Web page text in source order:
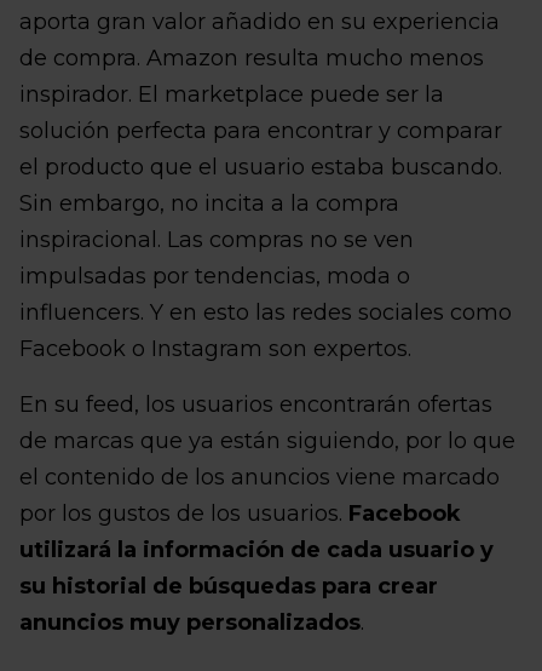
aporta gran valor añadido en su experiencia
de compra. Amazon resulta mucho menos
inspirador. El marketplace puede ser la
solución perfecta para encontrar y comparar
el producto que el usuario estaba buscando.
Sin embargo, no incita a la compra
inspiracional. Las compras no se ven
impulsadas por tendencias, moda o
influencers. Y en esto las redes sociales como
Facebook o Instagram son expertos.
En su feed, los usuarios encontrarán ofertas
de marcas que ya están siguiendo, por lo que
el contenido de los anuncios viene marcado
por los gustos de los usuarios. Facebook
utilizará la información de cada usuario y
su historial de búsquedas para crear
anuncios muy personalizados.